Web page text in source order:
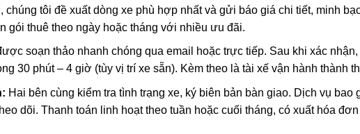
chúng tôi đề xuất dòng xe phù hợp nhất và gửi báo giá chi tiết, minh
gói thuê theo ngày hoặc tháng với nhiều ưu đãi.
soạn thảo nhanh chóng qua email hoặc trực tiếp. Sau khi xác nhận,
30 phút – 4 giờ (tùy vị trí xe sẵn). Kèm theo là tài xế vận hành thành
Hai bên cùng kiểm tra tình trạng xe, ký biên bản bàn giao. Dịch vụ bao
dõi. Thanh toán linh hoạt theo tuần hoặc cuối tháng, có xuất hóa đơn